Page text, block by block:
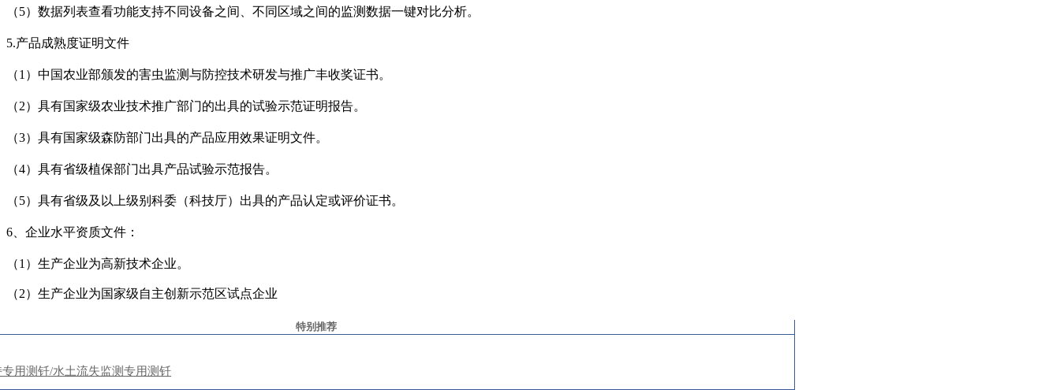
（5）数据列表查看功能支持不同设备之间、不同区域之间的监测数据一键对比分析。
5.产品成熟度证明文件
（1 ）中国农业部颁发的害虫监测与防控技术研发与推广丰收奖证书。
（2）具有国家级农业技术推广部门的出具的试验示范证明报告。
（3）具有国家级森防部门出具的产品应用效果证明文件。
（4）具有省级植保部门出具产品试验示范报告。
（5）具有省级及以上级别科委（科技厅）出具的产品认定或评价证书。
6 、企业水平资质文件：
（1 ）生产企业为高新技术企业。
（2）生产企业为国家级自主创新示范区试点企业
特别推荐
用测钎/水土流失监测专用测钎